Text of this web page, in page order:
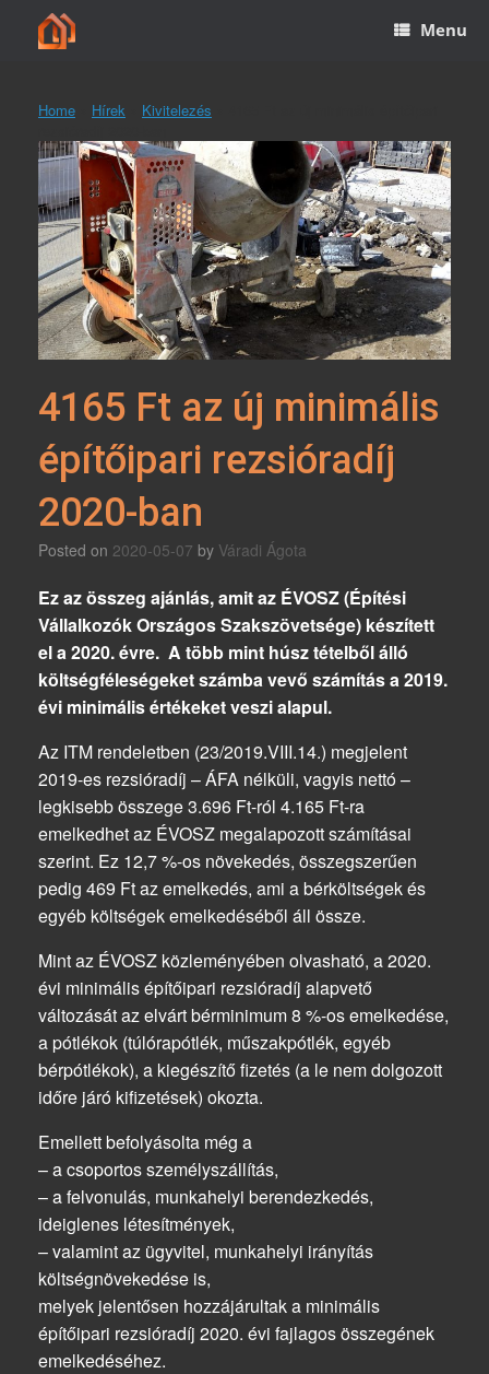
content
Menu
Home Hírek Kivitelezés
4165 Ft az új minimális
építőipari rezsióradíj
2020-ban
Posted on 2020-05-07 by Váradi Ágota
Ez az összeg ajánlás, amit az ÉVOSZ (Építési
Vállalkozók Országos Szakszövetsége) készített
el a 2020. évre. A több mint húsz tételből álló
költségféleségeket számba vevő számítás a 2019.
évi minimális értékeket veszi alapul.
Az ITM rendeletben (23/2019.VIII.14.) megjelent
2019-es rezsióradíj – ÁFA nélküli, vagyis nettó –
legkisebb összege 3.696 Ft-ról 4.165 Ft-ra
emelkedhet az ÉVOSZ megalapozott számításai
szerint. Ez 12,7 %-os növekedés, összegszerűen
pedig 469 Ft az emelkedés, ami a bérköltségek és
egyéb költségek emelkedéséből áll össze.
Mint az ÉVOSZ közleményében olvasható, a 2020.
évi minimális építőipari rezsióradíj alapvető
változását az elvárt bérminimum 8 %-os emelkedése,
a pótlékok (túlórapótlék, műszakpótlék, egyéb
bérpótlékok), a kiegészítő fizetés (a le nem dolgozott
időre járó kifizetések) okozta.
Emellett befolyásolta még a
– a csoportos személyszállítás,
– a felvonulás, munkahelyi berendezkedés,
ideiglenes létesítmények,
– valamint az ügyvitel, munkahelyi irányítás
költségnövekedése is,
melyek jelentősen hozzájárultak a minimális
építőipari rezsióradíj 2020. évi fajlagos összegének
emelkedéséhez.